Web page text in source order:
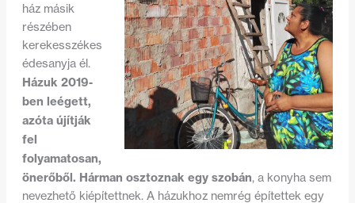
ház másik
részében
kerekesszékes
édesanyja él.
Házuk 2019-
ben leégett,
azóta újítják
fel
folyamatosan,
önerőből. Hárman osztoznak egy szobán, a konyha sem
nevezhető kiépítettnek. A házukhoz nemrég építettek egy